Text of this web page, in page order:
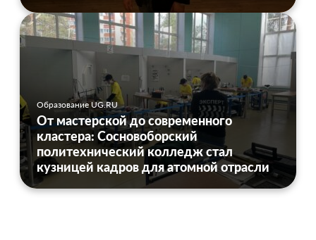
Образование UG.RU
От мастерской до современного
кластера: Сосновоборский
политехнический колледж стал
кузницей кадров для атомной отрасли